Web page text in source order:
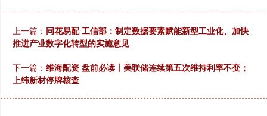
上一篇： 同花易配 工信部：制定数据要素赋能新型工业化、加快
推进产业数字化转型的实施意见
下一篇： 维海配资 盘前必读丨美联储连续第五次维持利率不变；
上纬新材停牌核查